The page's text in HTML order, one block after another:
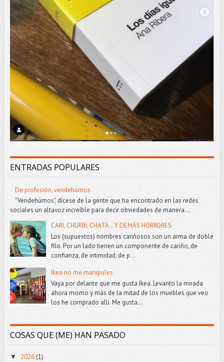
ENTRADAS POPULARES
De profesión, vendehúmos
"Vendehúmos", dícese de la gente que ha encontrado en las redes
sociales un altavoz increíble para decir obviedades de manera...
CARI, CHURRI, CHATA...Y DEMÁS HORRORES
Los (supuestos) nombres cariñosos son un arma de doble
filo. Por un lado tienen un componente de cariño, de
confianza, de intimidad, de p...
Ikea no me manipules
Vaya por delante que me gusta Ikea. Levanto la mirada
ahora mismo y más de la mitad de los muebles que veo
los he comprado allí. Me gusta...
COSAS QUE (ME) HAN PASADO
▼ 2026 (1)